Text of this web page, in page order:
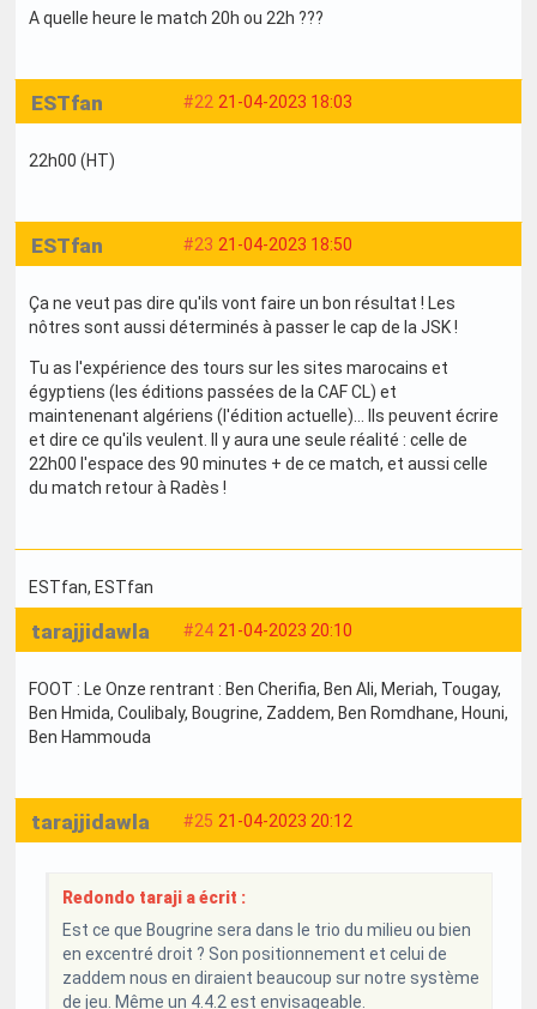
A quelle heure le match 20h ou 22h ???
#22 21-04-2023 18:03
ESTfan
22h00 (HT)
#23 21-04-2023 18:50
ESTfan
Ça ne veut pas dire qu'ils vont faire un bon résultat ! Les
nôtres sont aussi déterminés à passer le cap de la JSK !
Tu as l'expérience des tours sur les sites marocains et
égyptiens (les éditions passées de la CAF CL) et
maintenenant algériens (l'édition actuelle)... Ils peuvent écrire
et dire ce qu'ils veulent. Il y aura une seule réalité : celle de
22h00 l'espace des 90 minutes + de ce match, et aussi celle
du match retour à Radès !
ESTfan, ESTfan
#24 21-04-2023 20:10
tarajjidawla
FOOT : Le Onze rentrant : Ben Cherifia, Ben Ali, Meriah, Tougay,
Ben Hmida, Coulibaly, Bougrine, Zaddem, Ben Romdhane, Houni,
Ben Hammouda
#25 21-04-2023 20:12
tarajjidawla
Redondo taraji a écrit :
Est ce que Bougrine sera dans le trio du milieu ou bien
en excentré droit ? Son positionnement et celui de
zaddem nous en diraient beaucoup sur notre système
de jeu. Même un 4.4.2 est envisageable.